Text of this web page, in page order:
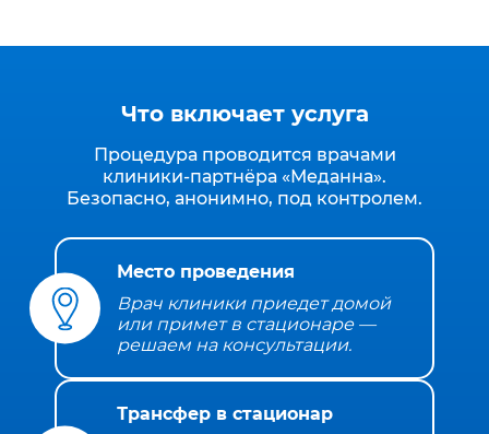
Что включает услуга
Процедура проводится врачами
клиники‑партнёра «Меданна».
Безопасно, анонимно, под контролем.
Место проведения
Врач клиники приедет домой
или примет в стационаре —
решаем на консультации.
Трансфер в стационар